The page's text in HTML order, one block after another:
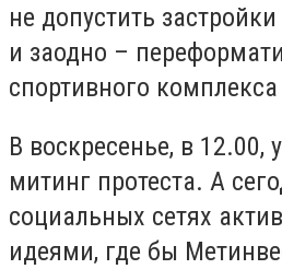
не допустить
и заодно –
спортивного
В воскресенье, в 12.00,
митинг протеста. А
социальных сетях
идеями, где бы